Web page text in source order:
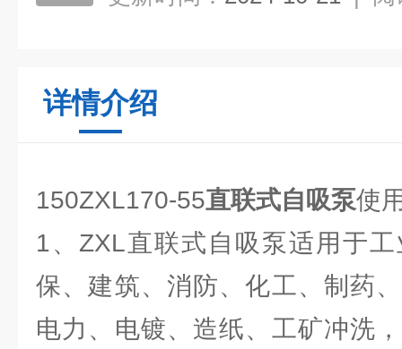
详情介绍
150ZXL170-55直联式自吸泵使
1、ZXL直联式自吸泵适用于
保、建筑、消防、化工、制药
电力、电镀、造纸、工矿冲洗